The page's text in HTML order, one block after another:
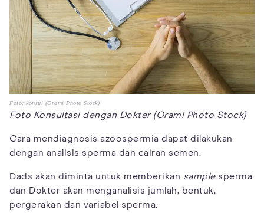
Foto: konsul (Orami Photo Stock)
Foto Konsultasi dengan Dokter (Orami Photo Stock)
Cara mendiagnosis azoospermia dapat dilakukan
dengan analisis sperma dan cairan semen.
Dads akan diminta untuk memberikan samplesperma
dan Dokter akan menganalisis jumlah, bentuk,
pergerakan dan variabel sperma.